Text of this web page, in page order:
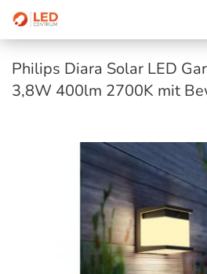
Philips Diara Solar LED
3,8W 400lm 2700K mit